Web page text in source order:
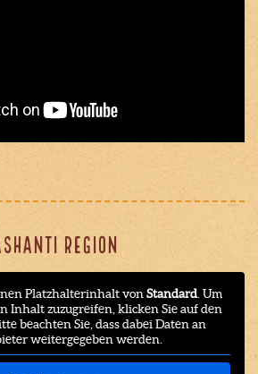
REGION
Platzhalterinhalt von Standard. Um
Inhalt zuzugreifen, klicken Sie auf den
beachten Sie, dass dabei Daten an
weitergegeben werden.